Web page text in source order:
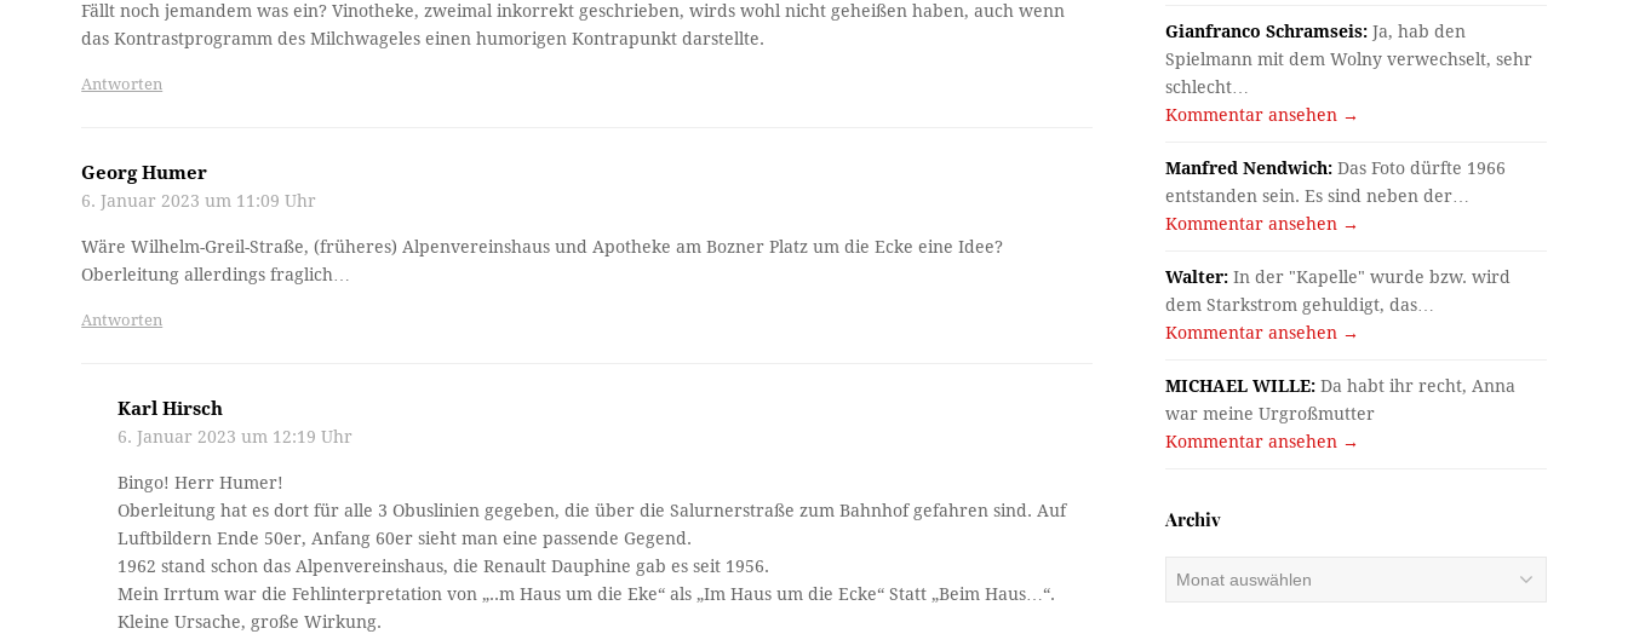
Fällt noch jemandem was ein? Vinotheke, zweimal inkorrekt geschrieben, wirds wohl nicht geheißen haben, auch wenn
das Kontrastprogramm des Milchwageles einen humorigen Kontrapunkt darstellte.
Antworten
Georg Humer
6. Januar 2023 um 11:09 Uhr
Wäre Wilhelm-Greil-Straße, (früheres) Alpenvereinshaus und Apotheke am Bozner Platz um die Ecke eine Idee?
Oberleitung allerdings fraglich…
Antworten
Karl Hirsch
6. Januar 2023 um 12:19 Uhr
Bingo! Herr Humer!
Oberleitung hat es dort für alle 3 Obuslinien gegeben, die über die Salurnerstraße zum Bahnhof gefahren sind. Auf
Luftbildern Ende 50er, Anfang 60er sieht man eine passende Gegend.
1962 stand schon das Alpenvereinshaus, die Renault Dauphine gab es seit 1956.
Mein Irrtum war die Fehlinterpretation von „..m Haus um die Eke“ als „Im Haus um die Ecke“ Statt „Beim Haus…“.
Kleine Ursache, große Wirkung.
Gianfranco Schramseis: Ja, hab den
Spielmann mit dem Wolny verwechselt, sehr
schlecht…
Kommentar ansehen →
Manfred Nendwich: Das Foto dürfte 1966
entstanden sein. Es sind neben der…
Kommentar ansehen →
Walter: In der "Kapelle" wurde bzw. wird
dem Starkstrom gehuldigt, das…
Kommentar ansehen →
MICHAEL WILLE: Da habt ihr recht, Anna
war meine Urgroßmutter
Kommentar ansehen →
Archiv
Archiv